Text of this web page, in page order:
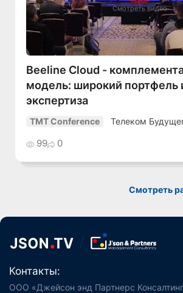
Смотреть видео
Beeline Cloud -
модель: широкий портфель
экспертиза
TMT Conference Телеком
99 0
Смотреть
Контакты:
ООО «Джейсон энд Партнерс